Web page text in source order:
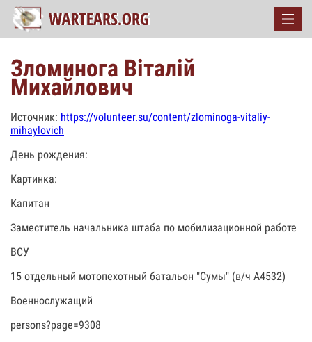
Зломинога Віталій
Михайлович
Источник: https://volunteer.su/content/zlominoga-vitaliy-
mihaylovich
День рождения:
Картинка:
Капитан
Заместитель начальника штаба по мобилизационной работе
ВСУ
15 отдельный мотопехотный батальон "Сумы" (в/ч А4532)
Военнослужащий
persons?page=9308